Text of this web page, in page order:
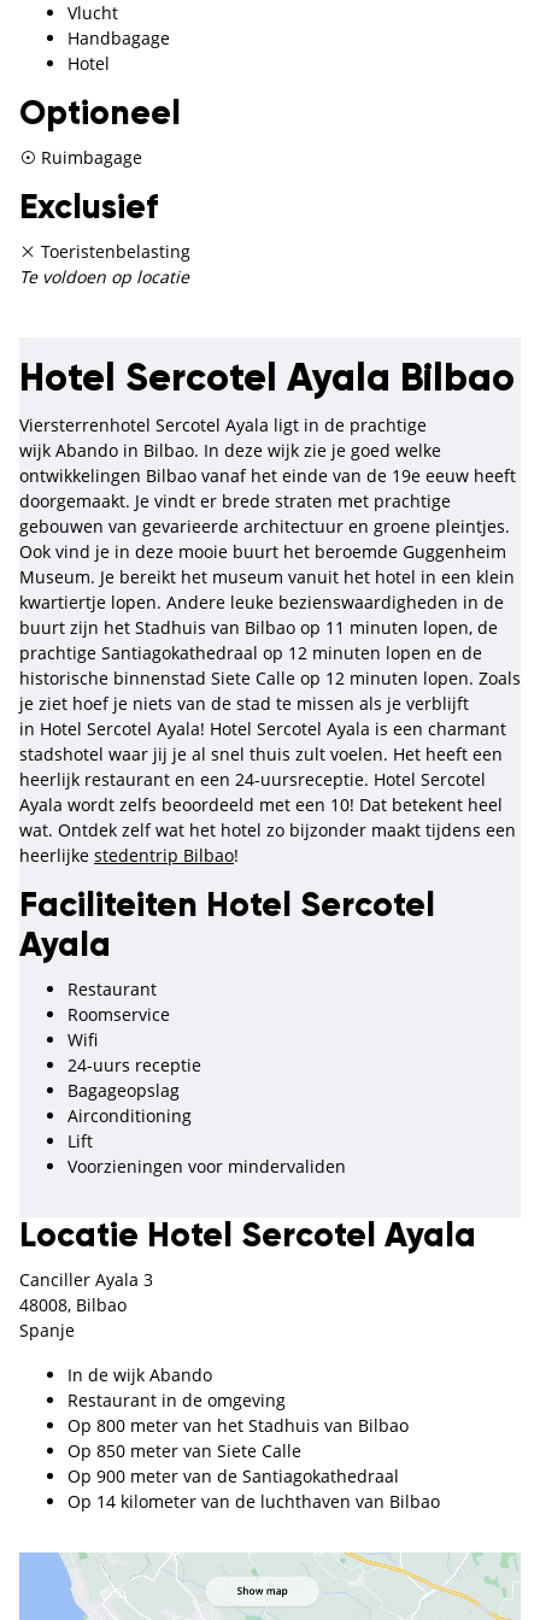
Vlucht
Handbagage
Hotel
Optioneel
Ruimbagage
Exclusief
Toeristenbelasting
Te voldoen op locatie
Hotel Sercotel Ayala Bilbao
Viersterrenhotel Sercotel Ayala ligt in de prachtige
wijk Abando in Bilbao. In deze wijk zie je goed welke
ontwikkelingen Bilbao vanaf het einde van de 19e eeuw heeft
doorgemaakt. Je vindt er brede straten met prachtige
gebouwen van gevarieerde architectuur en groene pleintjes.
Ook vind je in deze mooie buurt het beroemde Guggenheim
Museum. Je bereikt het museum vanuit het hotel in een klein
kwartiertje lopen. Andere leuke bezienswaardigheden in de
buurt zijn het Stadhuis van Bilbao op 11 minuten lopen, de
prachtige Santiagokathedraal op 12 minuten lopen en de
historische binnenstad Siete Calle op 12 minuten lopen. Zoals
je ziet hoef je niets van de stad te missen als je verblijft
in Hotel Sercotel Ayala! Hotel Sercotel Ayala is een charmant
stadshotel waar jij je al snel thuis zult voelen. Het heeft een
heerlijk restaurant en een 24-uursreceptie. Hotel Sercotel
Ayala wordt zelfs beoordeeld met een 10! Dat betekent heel
wat. Ontdek zelf wat het hotel zo bijzonder maakt tijdens een
heerlijke stedentrip Bilbao!
Faciliteiten Hotel Sercotel
Ayala
Restaurant
Roomservice
Wifi
24-uurs receptie
Bagageopslag
Airconditioning
Lift
Voorzieningen voor mindervaliden
Locatie Hotel Sercotel Ayala
Canciller Ayala 3
48008, Bilbao
Spanje
In de wijk Abando
Restaurant in de omgeving
Op 800 meter van het Stadhuis van Bilbao
Op 850 meter van Siete Calle
Op 900 meter van de Santiagokathedraal
Op 14 kilometer van de luchthaven van Bilbao